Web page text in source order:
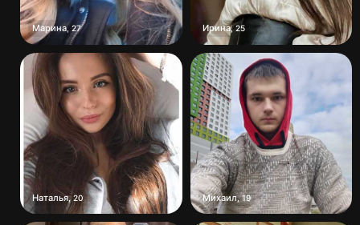
Марина, 27 Ирина,25
Наталья,20 Михаил,19